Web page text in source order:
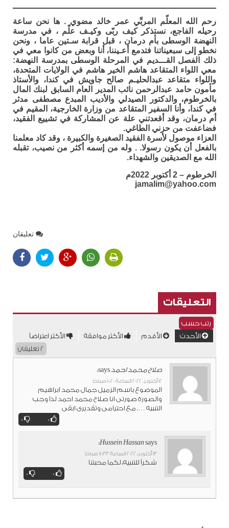
رحم الله المعلّم المربِّي عمر خالد مضوي . ها نحن ساعة
رحيله الفاجع، نستذكر كيف ربّى وكيـف علّم ، في مدرسة
النهضة الوسطى بأم درمان ، قبل قرابة سـتين عاما ، ونحن
نخطو إلى سبعيناتنا فتدمع أعـيننا، أنا وبعض من كانوا معي في
ذلك الفصل القـــديم في المرحلة الوسطى بمدرسة النهضة:
معي اللواء المتقاعد هاشم الخير هاشم في الولايات المتحدة،
واللواء متقاعد عبدالحليـم صالح جاويش في كندا، والأستاذ
مأمون حامد عبدالرحمن نائب المدير العام السابق لبنك المال
بالخرطوم، والدكتور الصيدلي والأديب المبدع مصطفى مدثر
في كندا، وأنا السفير المتقاعد من وزارة الخارجية، المقيم في
أم درمان، وقد أقعدتني علة عن المشاركة في تشييع الفقيد،
فضاعفت من حزني الطاغي.
العزاء موصول لأسرة الفقيد الصغيرة والكبيرة ، وقد كاد معلمنا
بالفعل أن يكون رسولا. . وله من إسمه أكثر من نصيب، تقبله
الله مع الصديقين والشهداء.
الخرطوم – 2 أكتوبر 2022م
jamalim@yahoo.com
تعليقان
التعليقات
رتب حسب
الأحدث
الأقدم الأكثر موافقة
الأكثر اعتراضاً
2 تعليقان
صلاح محمد احمد says:
12 أكتوبر، 2022 الساعة 10:20 صباحًا
الموضوع باسم الزميل جمال محمد ابراهيم
والصورة صورتى انا صلاح محمد احمد لذا وجب
التنبيه …. مع احترامى وتقديرى ابقى
0
0
Hussein Hassansays:
13 أكتوبر، 2022 الساعة 7:33 صباحًا
شكراً للتنبيه، لكما محبتنا
0
0